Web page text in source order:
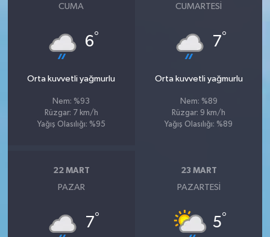
CUMA
6°
Orta kuvvetli yağmurlu
Nem: %93
Rüzgar: 7 km/h
Yağış Olasılığı: %95
CUMARTESI
7°
Orta kuvvetli yağmurlu
Nem: %89
Rüzgar: 9 km/h
Yağış Olasılığı: %89
22 MART
PAZAR
7°
23 MART
PAZARTESI
5°